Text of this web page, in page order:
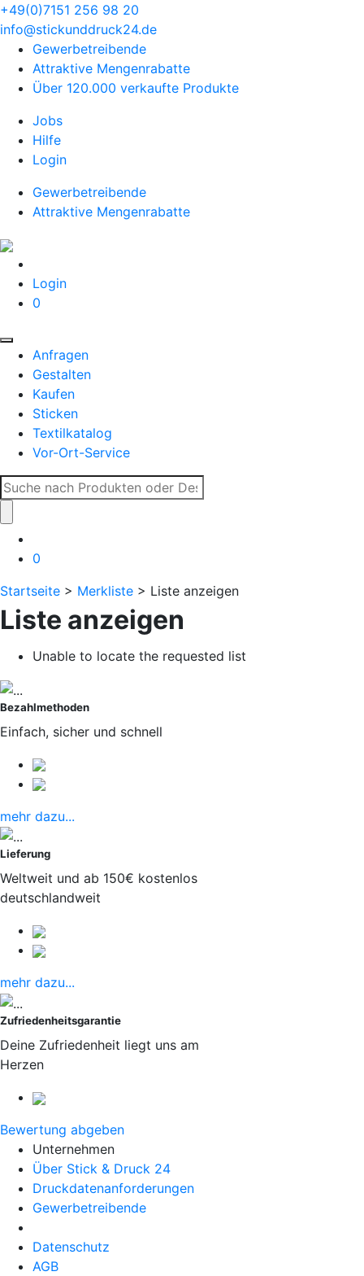
+49(0)7151 256 98 20‬
info@stickunddruck24.de
Gewerbetreibende
Attraktive Mengenrabatte
Über 120.000 verkaufte Produkte
Jobs
Hilfe
Login
Gewerbetreibende
Attraktive Mengenrabatte
Login
0
Anfragen
Gestalten
Kaufen
Sticken
Textilkatalog
Vor-Ort-Service
Suche
nach:
0
Startseite > Merkliste > Liste anzeigen
Liste anzeigen
Unable to locate the requested list
Bezahlmethoden
Einfach, sicher und schnell
mehr dazu...
Lieferung
Weltweit und ab 150€ kostenlos
deutschlandweit
mehr dazu...
Zufriedenheitsgarantie
Deine Zufriedenheit liegt uns am
Herzen
Bewertung abgeben
Unternehmen
Über Stick & Druck 24
Druckdatenanforderungen
Gewerbetreibende
Datenschutz
AGB